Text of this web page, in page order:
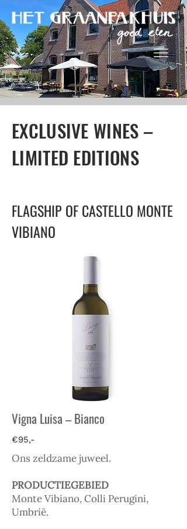
EXCLUSIVE WINES –
LIMITED EDITIONS
FLAGSHIP OF CASTELLO MONTE
VIBIANO
Vigna Luisa – Bianco
€95,-
Ons zeldzame juweel.
PRODUCTIEGEBIED
Monte Vibiano, Colli Perugini,
Umbrië.